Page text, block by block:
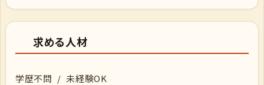
求める人材
学歴不問 / 未経験OK